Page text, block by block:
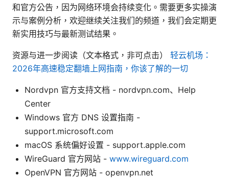
和官方公告，因为网络环境会持续变化。需要更多实操演
示与案例分析，欢迎继续关注我们的频道，我们会定期更
新实用技巧与最新测试结果。
资源与进一步阅读（文本格式，非可点击） 轻云机场：
2026年高速稳定翻墙上网指南，你该了解的一切
Nordvpn 官方支持文档 - nordvpn.com、Help
Center
Windows 官方 DNS 设置指南 -
support.microsoft.com
macOS 系统偏好设置 - support.apple.com
WireGuard 官方网站 - www.wireguard.com
OpenVPN 官方网站 - openvpn.net